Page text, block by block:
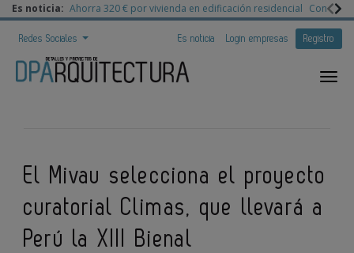
Es noticia: Ahorra 320 € por vivienda en edificación residencial
Redes Sociales Es noticia Login empresas Registro
El Mivau selecciona el proyecto
curatorial Climas, que llevará a
Perú la XIII Bienal